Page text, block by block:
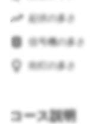
起伏の多さ
信号機の多さ
街灯の多さ
コース説明